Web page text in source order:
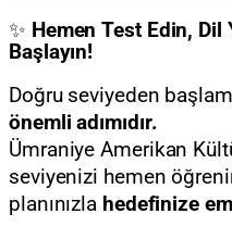
✨ Hemen Test Edin,
Başlayın!
Doğru seviyeden
önemli adımıdır.
Ümraniye Amerikan
seviyenizi hemen
planınızla hedefinize